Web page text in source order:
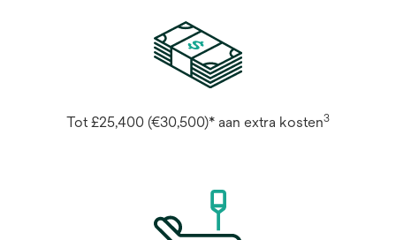
Tot £25,400 (€30,500)* aan extra kosten3